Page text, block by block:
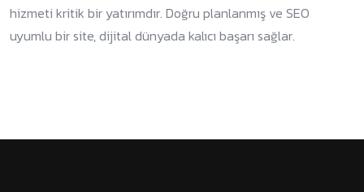
hizmeti kritik bir yatırımdır. Doğru planlanmış ve SEO
uyumlu bir site, dijital dünyada kalıcı başarı sağlar.